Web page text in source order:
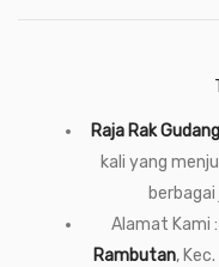
Raja Rak Gudang
kali yang
Alamat Kami
Rambutan,